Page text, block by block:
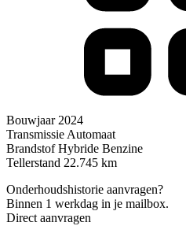
Bouwjaar 2024
Transmissie Automaat
Brandstof Hybride Benzine
Tellerstand 22.745 km
Onderhoudshistorie aanvragen?
Binnen 1 werkdag in je mailbox.
Direct aanvragen